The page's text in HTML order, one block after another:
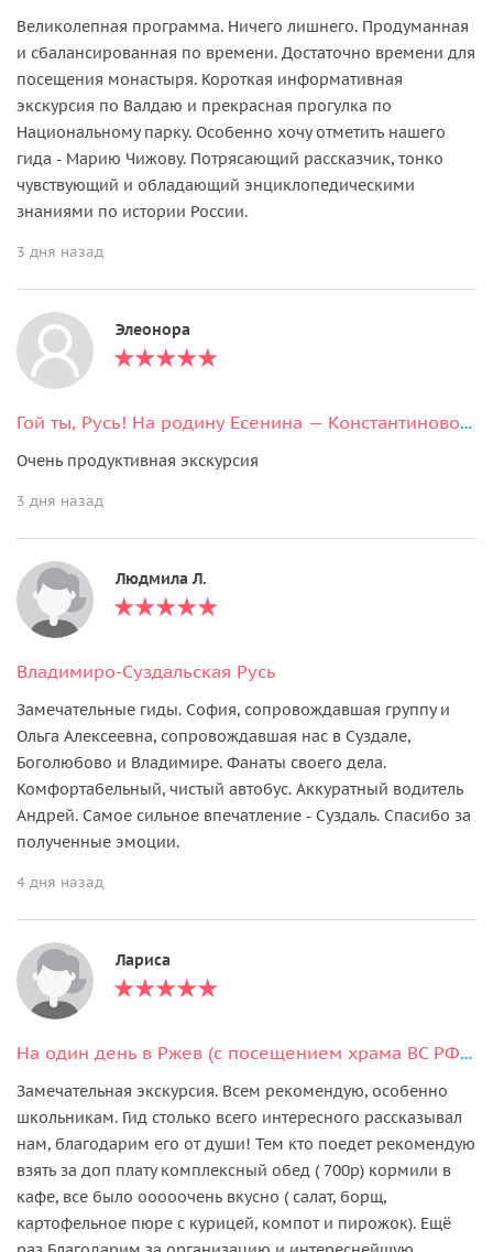
Великолепная программа. Ничего лишнего. Продуманная
и сбалансированная по времени. Достаточно времени для
посещения монастыря. Короткая информативная
экскурсия по Валдаю и прекрасная прогулка по
Национальному парку. Особенно хочу отметить нашего
гида - Марию Чижову. Потрясающий рассказчик, тонко
чувствующий и обладающий энциклопедическими
знаниями по истории России.
3 дня назад
Элеонора
Гой ты, Русь! На родину Есенина — Константиново и Рязань
Очень продуктивная экскурсия
3 дня назад
Людмила Л.
Владимиро-Суздальская Русь
Замечательные гиды. София, сопровождавшая группу и
Ольга Алексеевна, сопровождавшая нас в Суздале,
Боголюбово и Владимире. Фанаты своего дела.
Комфортабельный, чистый автобус. Аккуратный водитель
Андрей. Самое сильное впечатление - Суздаль. Спасибо за
полученные эмоции.
4 дня назад
Лариса
На один день в Ржев (с посещением храма ВС РФ или органным концертом)
Замечательная экскурсия. Всем рекомендую, особенно
школьникам. Гид столько всего интересного рассказывал
нам, благодарим его от души! Тем кто поедет рекомендую
взять за доп плату комплексный обед ( 700р) кормили в
кафе, все было ооооочень вкусно ( салат, борщ,
картофельное пюре с курицей, компот и пирожок). Ещё